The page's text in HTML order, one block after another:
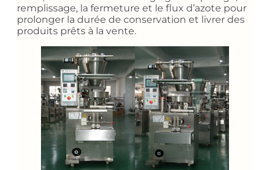
remplissage, la fermeture et le flux d’azote pour
prolonger la durée de conservation et livrer des
produits prêts à la vente.